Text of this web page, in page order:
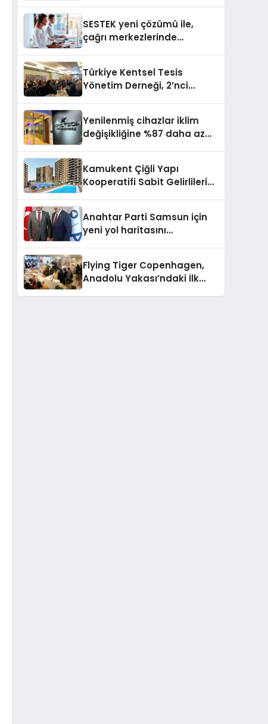
SESTEK yeni çözümü ile,
çağrı merkezlerinde
Türkiye Kentsel Tesis
Yönetim Derneği, 2’nci
Yenilenmiş cihazlar iklim
değişikliğine %87 daha az
Kamukent Çiğli Yapı
Kooperatifi Sabit Gelirlileri
Anahtar Parti Samsun için
yeni yol haritasını
Flying Tiger Copenhagen,
Anadolu Yakası’ndaki İlk